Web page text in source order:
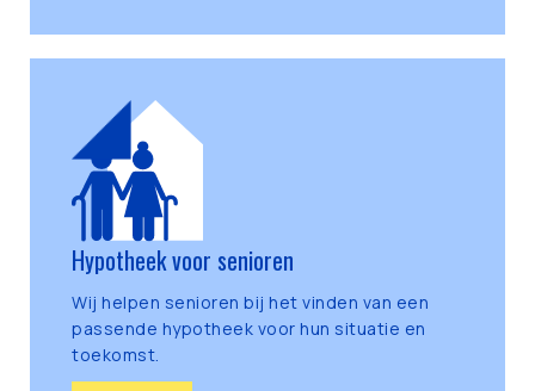
Hypotheek voor senioren
Wij helpen senioren bij het vinden van een
passende hypotheek voor hun situatie en
toekomst.